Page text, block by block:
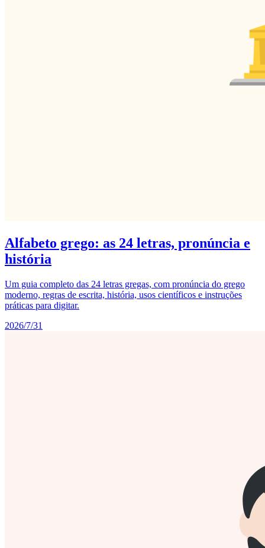
Alfabeto grego: as 24 letras, pronúncia e
história
Um guia completo das 24 letras gregas, com pronúncia do grego
moderno, regras de escrita, história, usos científicos e instruções
práticas para digitar.
2026/7/31